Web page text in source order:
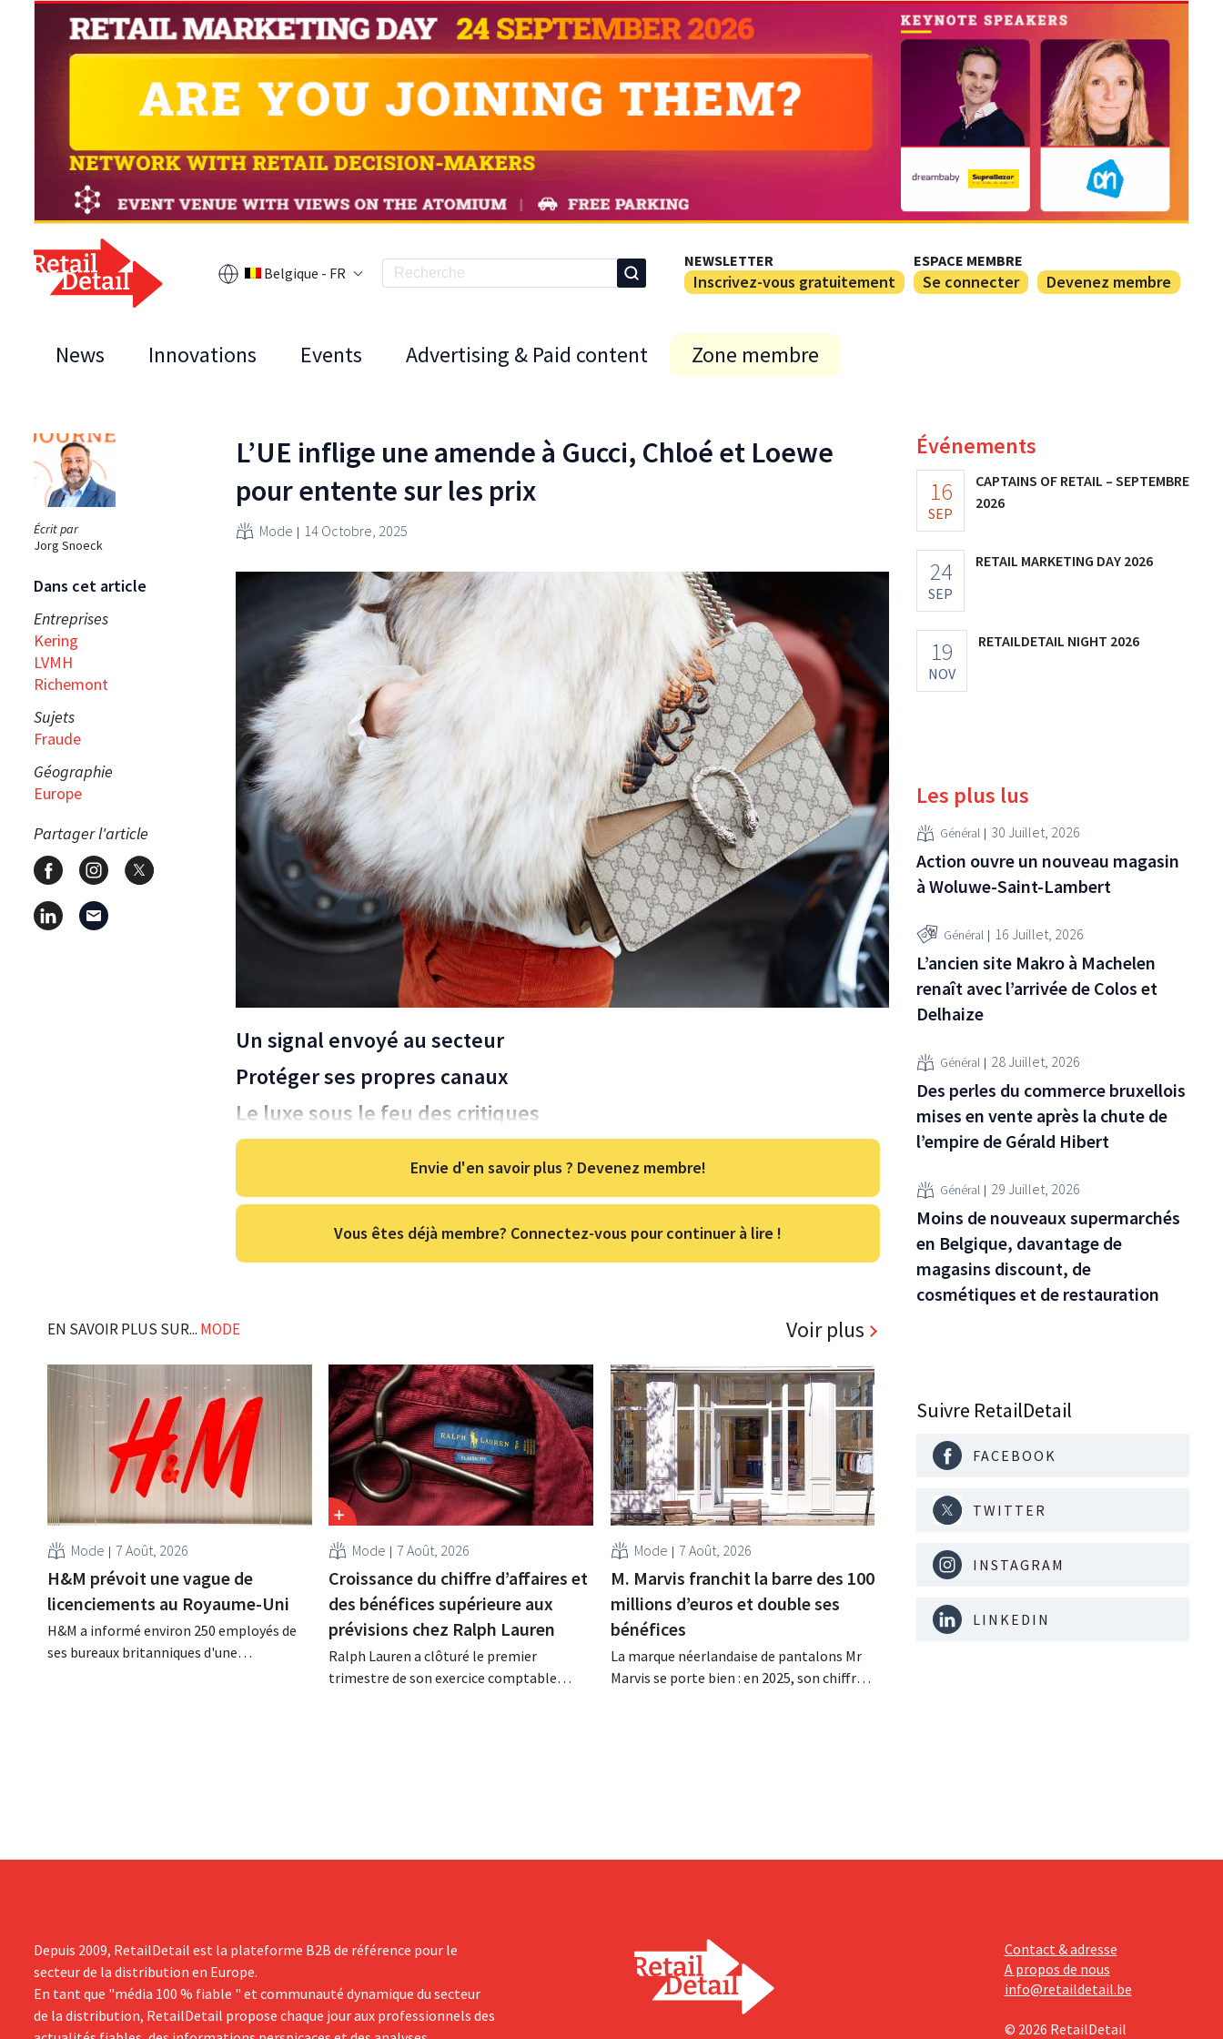
Belgique - FR
NEWSLETTER
Inscrivez-vous gratuitement
ESPACE MEMBRE
Se connecter Devenez membre
News Innovations Events Advertising & Paid content Zone membre
Écrit par
Jorg Snoeck
Dans cet article
Entreprises
Kering
LVMH
Richemont
Sujets
Fraude
Géographie
Europe
Partager l'article
L’UE inflige une amende à Gucci, Chloé et Loewe
pour entente sur les prix
Mode 14 Octobre, 2025
Un signal envoyé au secteur
Protéger ses propres canaux
Le luxe sous le feu des critiques
Envie d'en savoir plus ? Devenez membre!
Vous êtes déjà membre? Connectez-vous pour continuer à lire !
EN SAVOIR PLUS SUR... MODE Voir plus
Mode 7 Août, 2026
H&M prévoit une vague de
licenciements au Royaume-Uni
H&M a informé environ 250 employés de
ses bureaux britanniques d'une
Mode 7 Août, 2026
Croissance du chiffre d’affaires et
des bénéfices supérieure aux
prévisions chez Ralph Lauren
Ralph Lauren a clôturé le premier
trimestre de son exercice comptable
Mode 7 Août, 2026
M. Marvis franchit la barre des 100
millions d’euros et double ses
bénéfices
La marque néerlandaise de pantalons Mr
Marvis se porte bien : en 2025, son chiffre
Événements
16
SEP
CAPTAINS OF RETAIL – SEPTEMBRE
2026
24
SEP
RETAIL MARKETING DAY 2026
19
NOV
RETAILDETAIL NIGHT 2026
Les plus lus
Général 30 Juillet, 2026
Action ouvre un nouveau magasin
à Woluwe-Saint-Lambert
Général 16 Juillet, 2026
L’ancien site Makro à Machelen
renaît avec l’arrivée de Colos et
Delhaize
Général 28 Juillet, 2026
Des perles du commerce bruxellois
mises en vente après la chute de
l’empire de Gérald Hibert
Général 29 Juillet, 2026
Moins de nouveaux supermarchés
en Belgique, davantage de
magasins discount, de
cosmétiques et de restauration
Suivre RetailDetail
FACEBOOK
TWITTER
INSTAGRAM
LINKEDIN
Depuis 2009, RetailDetail est la plateforme B2B de référence pour le
secteur de la distribution en Europe.
En tant que "média 100 % fiable " et communauté dynamique du secteur
de la distribution, RetailDetail propose chaque jour aux professionnels des
Contact & adresse
A propos de nous
info@retaildetail.be
© 2026 RetailDetail